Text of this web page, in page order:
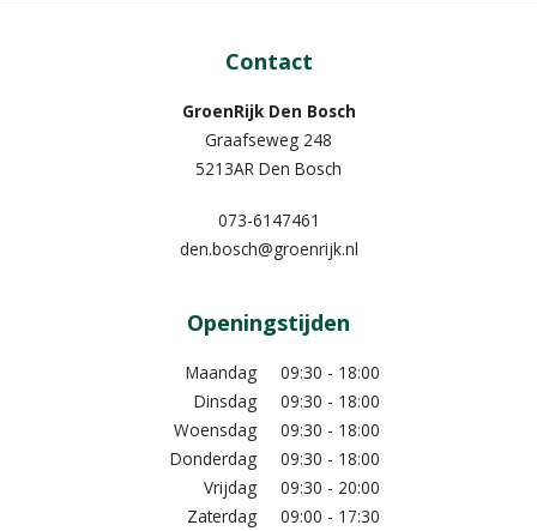
Contact
GroenRijk Den Bosch
Graafseweg 248
5213AR Den Bosch
073-6147461
den.bosch@groenrijk.nl
Openingstijden
Maandag
09:30 - 18:00
Dinsdag
09:30 - 18:00
Woensdag
09:30 - 18:00
Donderdag
09:30 - 18:00
Vrijdag
09:30 - 20:00
Zaterdag
09:00 - 17:30